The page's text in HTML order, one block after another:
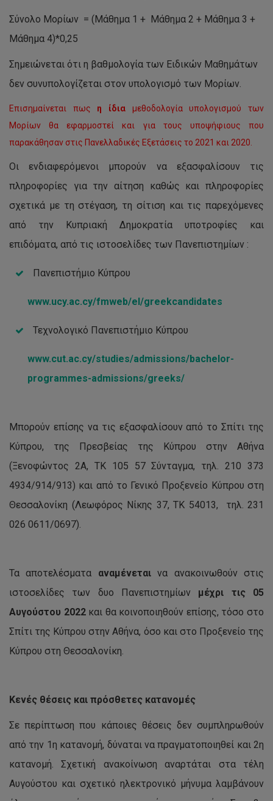
Σύνολο Μορίων = (Μάθημα 1 + Μάθημα 2 + Μάθημα 3 +
Μάθημα 4)*0,25
Σημειώνεται ότι η βαθμολογία των Ειδικών Μαθημάτων
δεν συνυπολογίζεται στον υπολογισμό των Μορίων.
Επισημαίνεται πως η ίδια μεθοδολογία υπολογισμού των
Μορίων θα εφαρμοστεί και για τους υποψήφιους που
παρακάθησαν στις Πανελλαδικές Εξετάσεις το 2021 και 2020.
Οι ενδιαφερόμενοι μπορούν να εξασφαλίσουν τις
πληροφορίες για την αίτηση καθώς και πληροφορίες
σχετικά με τη στέγαση, τη σίτιση και τις παρεχόμενες
από την Κυπριακή Δημοκρατία υποτροφίες και
επιδόματα, από τις ιστοσελίδες των Πανεπιστημίων :
Πανεπιστήμιο Κύπρου
www.ucy.ac.cy/fmweb/el/greekcandidates
Τεχνολογικό Πανεπιστήμιο Κύπρου
www.cut.ac.cy/studies/admissions/bachelor-
programmes-admissions/greeks/
Μπορούν επίσης να τις εξασφαλίσουν από το Σπίτι της
Κύπρου, της Πρεσβείας της Κύπρου στην Αθήνα
(Ξενοφώντος 2Α, ΤΚ 105 57 Σύνταγμα, τηλ. 210 373
4934/914/913) και από το Γενικό Προξενείο Κύπρου στη
Θεσσαλονίκη (Λεωφόρος Νίκης 37, ΤΚ 54013, τηλ. 231
026 0611/0697).
Τα αποτελέσματα αναμένεταινα ανακοινωθούν στις
ιστοσελίδες των δυο Πανεπιστημίων μέχρι τις 05
Αυγούστου 2022και θα κοινοποιηθούν επίσης, τόσο στο
Σπίτι της Κύπρου στην Αθήνα, όσο και στο Προξενείο της
Κύπρου στη Θεσσαλονίκη.
Κενές θέσεις και πρόσθετες κατανομές
Σε περίπτωση που κάποιες θέσεις δεν συμπληρωθούν
από την 1η κατανομή, δύναται να πραγματοποιηθεί και 2η
κατανομή. Σχετική ανακοίνωση αναρτάται στα τέλη
Αυγούστου και σχετικό ηλεκτρονικό μήνυμα λαμβάνουν